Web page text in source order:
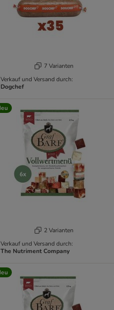
7 Varianten
Verkauf und Versand durch:
Dogchef
2 Varianten
Verkauf und Versand durch:
The Nutriment Company